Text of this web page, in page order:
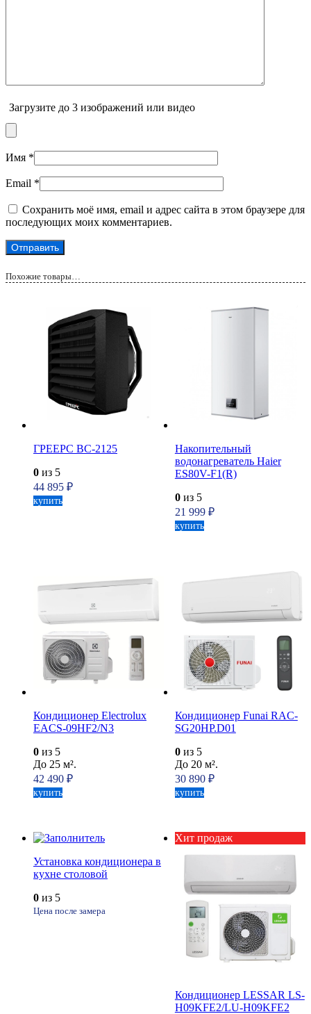
Загрузите до 3 изображений или видео
Имя *
Email *
Сохранить моё имя, email и адрес сайта в этом браузере для
последующих моих комментариев.
Похожие товары…
ГРЕЕРС ВС-2125
0 из 5
44 895 ₽
купить
Накопительный
водонагреватель Haier
ES80V-F1(R)
0из 5
21 999 ₽
купить
Кондиционер Electrolux
EACS-09HF2/N3
0 из 5
До 25 м².
42 490 ₽
купить
Кондиционер Funai RAC-
SG20HP.D01
0из 5
До 20 м².
30 890 ₽
купить
Установка кондиционера в
кухне столовой
0 из 5
Цена после замера
Хит продаж
Кондиционер LESSAR LS-
H09KFE2/LU-H09KFE2